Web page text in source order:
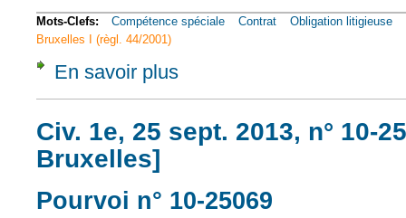
Mots-Clefs: Compétence spéciale Contrat
Obligation litigieuse
Bruxelles I (règl. 44/2001)
En savoir plus
Civ. 1e, 25 sept. 2013, n° 10-
Bruxelles]
Pourvoi n° 10-25069